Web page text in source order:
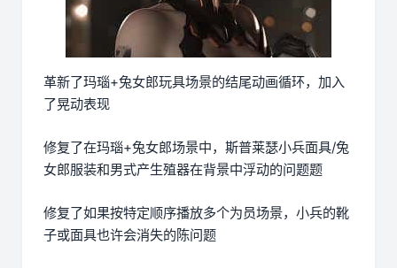
革新了玛瑙+兔女郎玩具场景的结尾动画循环，加入
了晃动表现
修复了在玛瑙+兔女郎场景中，斯普莱瑟小兵面具/兔
女郎服装和男式产生殖器在背景中浮动的问题题
修复了如果按特定顺序播放多个为员场景，小兵的靴
子或面具也许会消失的陈问题